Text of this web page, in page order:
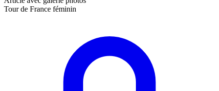
Tour de France féminin